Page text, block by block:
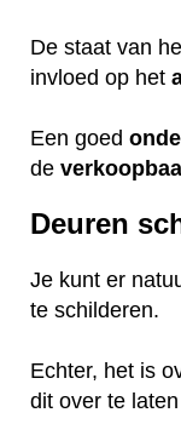
De staat van
invloed op het
Een goed
de
Deuren
Je kunt er
te schilderen.
Echter, het is
dit over te